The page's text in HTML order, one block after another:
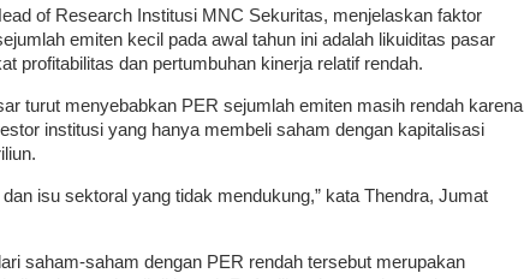
of Research Institusi MNC Sekuritas, menjelaskan faktor
emiten kecil pada awal tahun ini adalah likuiditas pasar
profitabilitas dan pertumbuhan kinerja relatif rendah.
turut menyebabkan PER sejumlah emiten masih rendah karena
institusi yang hanya membeli saham dengan kapitalisasi
isu sektoral yang tidak mendukung,” kata Thendra, Jumat
saham-saham dengan PER rendah tersebut merupakan